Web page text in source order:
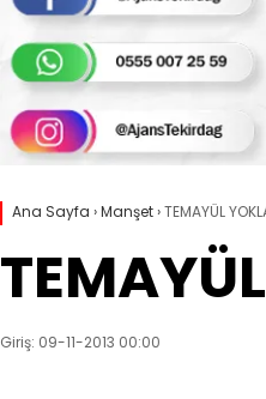
Ana Sayfa ›Manşet›TEMAYÜL
Giriş: 09-11-2013 00:00